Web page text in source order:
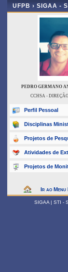
UFPB › SIGAA -
PEDRO GERMANO
CCHSA -
Perfil Pessoal
Disciplinas
Projetos de
Atividades de
Projetos de
Ir ao Menu
SIGAA | STI -